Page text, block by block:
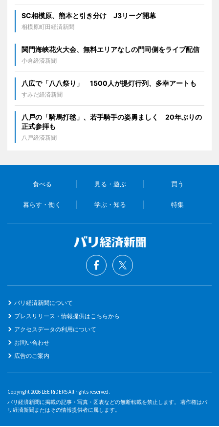
SC相模原、熊本と引き分け J3リーグ開幕
相模原町田経済新聞
関門海峡花火大会、無料エリアなしの門司側をライブ配信
小倉経済新聞
八広で「八八祭り」 1500人が提灯行列、多幸アートも
すみだ経済新聞
八戸の「騎馬打毬」、若手騎手の姿勇ましく 20年ぶりの
正式参拝も
八戸経済新聞
食べる 見る・遊ぶ 買う
暮らす・働く 学ぶ・知る 特集
バリ経済新聞について
プレスリリース・情報提供はこちらから
アクセスデータの利用について
お問い合わせ
広告のご案内
Copyright 2026 LEE RiDERS All rights reserved.
バリ経済新聞に掲載の記事・写真・図表などの無断転載を禁止します。 著作権はバ
リ経済新聞またはその情報提供者に属します。